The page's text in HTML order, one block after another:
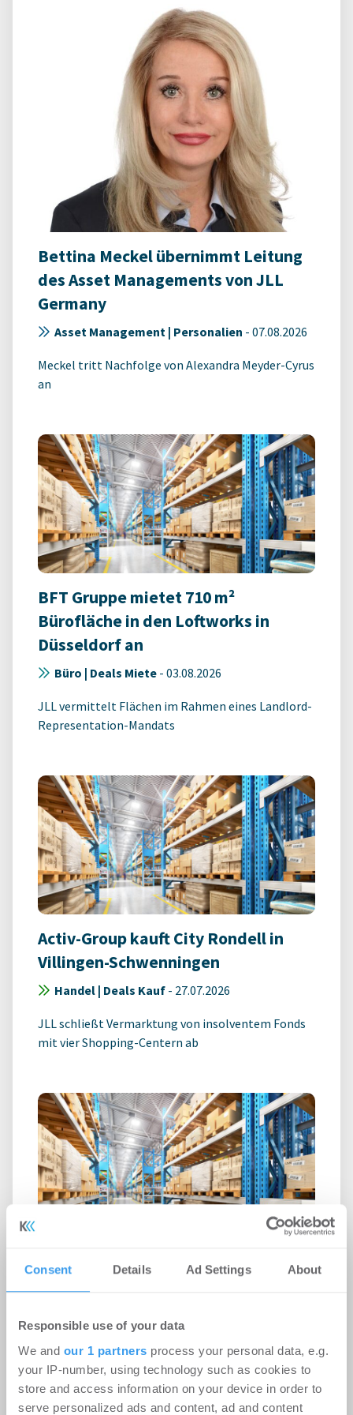
Consent Details Ad Settings About
Responsible use of your data
We and our 1 partners process your personal data, e.g.
your IP-number, using technology such as cookies to
store and access information on your device in order to
serve personalized ads and content, ad and content
Bettina Meckel übernimmt Leitung
des Asset Managements von JLL
Germany
Asset Management | Personalien - 07.08.2026
Meckel tritt Nachfolge von Alexandra Meyder-Cyrus
an
BFT Gruppe mietet 710 m²
Bürofläche in den Loftworks in
Düsseldorf an
Büro | Deals Miete - 03.08.2026
JLL vermittelt Flächen im Rahmen eines Landlord-
Representation-Mandats
Activ-Group kauft City Rondell in
Villingen-Schwenningen
Handel | Deals Kauf - 27.07.2026
JLL schließt Vermarktung von insolventem Fonds
mit vier Shopping-Centern ab
Bürovermietungsmarkt
Jahresvergleich um 70 Prozent